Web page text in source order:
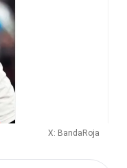
X: BandaRoja